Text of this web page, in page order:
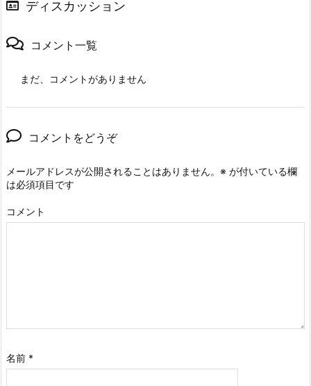
ディスカッション
コメント一覧
まだ、コメントがありません
コメントをどうぞ
メールアドレスが公開されることはありません。 ※ が付いている欄
は必須項目です
コメント
名前 *